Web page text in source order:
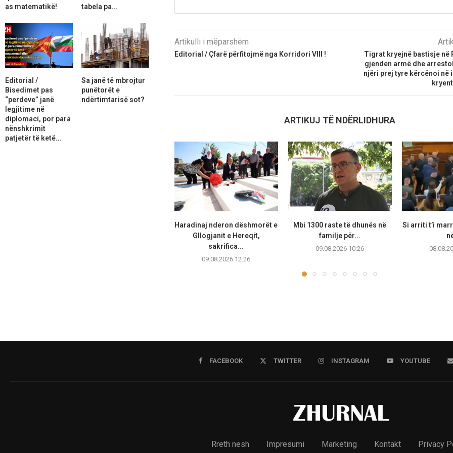
Artikulli i mëparshëm
Editorial / Çfarë përfitojmë nga Korridori VIII !
​Tigrat kryejnë bastisje në
gjenden armë dhe
njëri prej tyre kërcënoi në
ARTIKUJ TË NDËRLIDHURA
Haradinaj nderon dëshmorët e
Gllogjanit e Hereqit,
sakrifica...
09.08.2026 12:26
Mbi 1300 raste të dhunës në
familje për...
09.08.2026 10:26
Si arriti t’i
as matematikë!
tabela pa...
Editorial /
Bisedimet pas
“perdeve” janë
legjitime në
diplomaci, por para
nënshkrimit
patjetër të ketë...
Sa janë të mbrojtur
punëtorët e
ndërtimtarisë sot?
FACEBOOK TWITTER INSTAGRAM YOUTUBE
Rreth nesh Impresumi Marketing Kontakt Privacy